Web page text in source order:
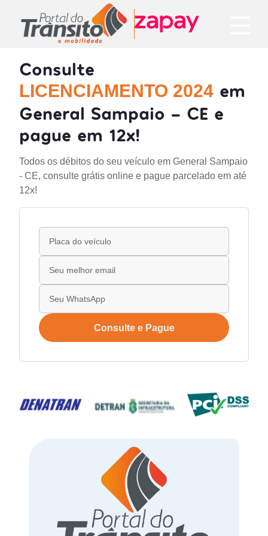
Consulte
LICENCIAMENTO 2024 em
General Sampaio - CE e
pague em 12x!
Todos os débitos do seu veículo em General Sampaio
- CE, consulte grátis online e pague parcelado em até
12x!
Consulte e Pague